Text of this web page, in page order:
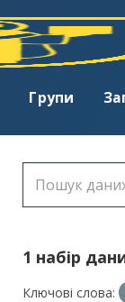
Групи
1 набір
Ключові слова: